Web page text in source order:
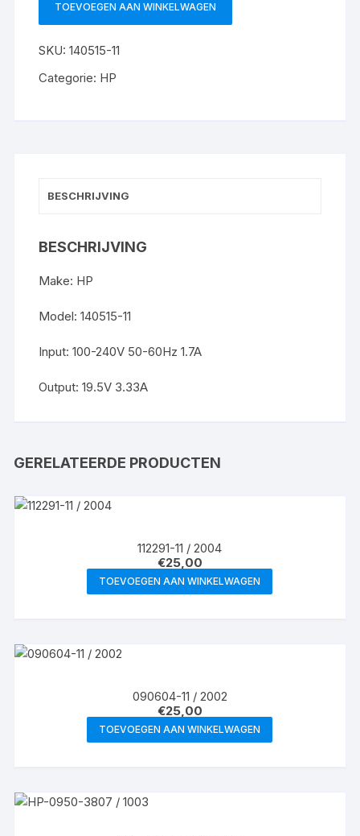
TOEVOEGEN AAN WINKELWAGEN
SKU:140515-11
Categorie: HP
BESCHRIJVING
BESCHRIJVING
Make: HP
Model: 140515-11
Input: 100-240V 50-60Hz 1.7A
Output: 19.5V 3.33A
GERELATEERDE PRODUCTEN
112291-11 / 2004
€25,00
TOEVOEGEN AAN WINKELWAGEN
090604-11 / 2002
€25,00
TOEVOEGEN AAN WINKELWAGEN